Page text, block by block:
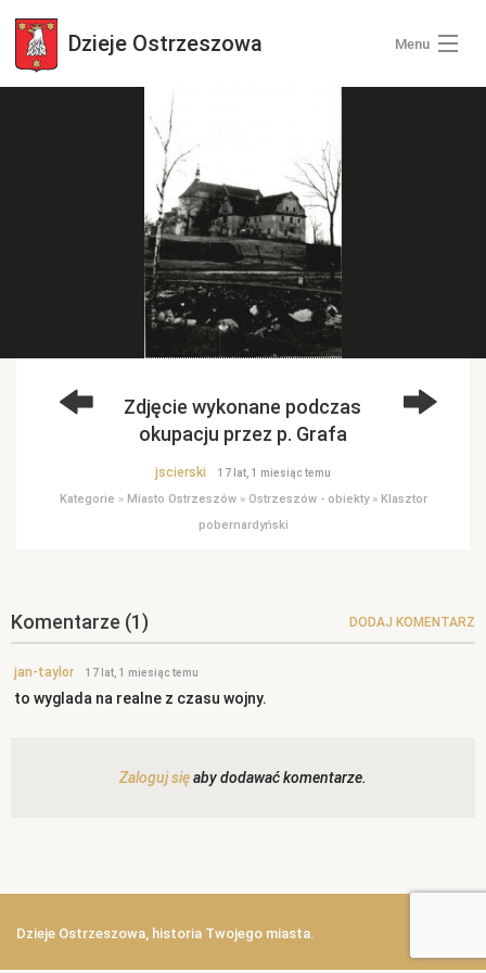
Dzieje Ostrzeszowa Menu
Zdjęcie wykonane podczas
okupacju przez p. Grafa
jscierski 17 lat, 1 miesiąc temu
Kategorie » Miasto Ostrzeszów» Ostrzeszów - obiekty» Klasztor
pobernardyński
Komentarze (1) DODAJ KOMENTARZ
jan-taylor 17 lat, 1 miesiąc temu
to wyglada na realne z czasu wojny.
Zaloguj sięaby dodawać komentarze.
Dzieje Ostrzeszowa, historia Twojego miasta.